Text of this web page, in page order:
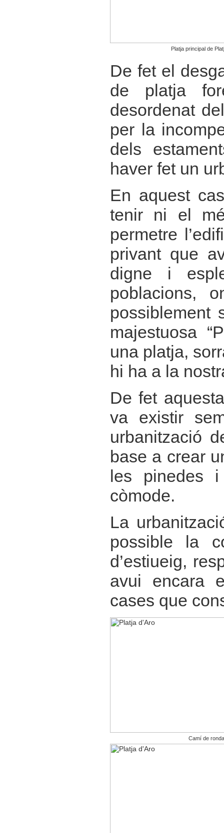
Platja principal de
De fet el
de platja
desordenat
per la
dels
haver fet un
En aquest
tenir ni el
permetre
privant que
digne i
poblacions,
possiblement
majestuosa
una platja,
hi ha a la
De fet
va existir
urbanització
base a crear
les pinedes
còmode.
La
possible la
d’estiueig,
avui encara
cases que
Camí de ronda